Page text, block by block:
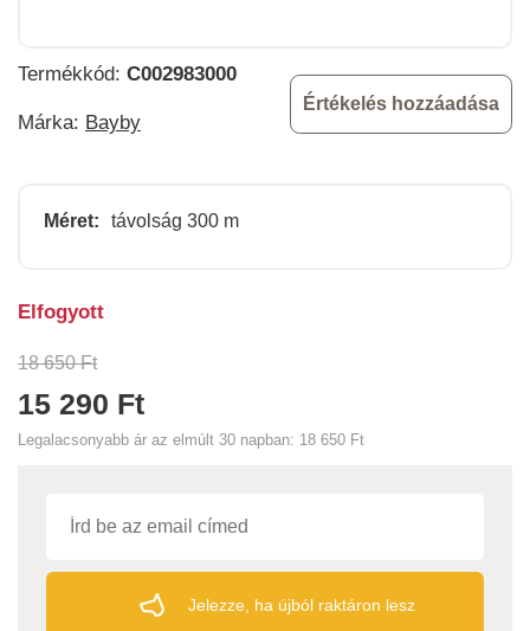
Termékkód: C002983000
Márka: Bayby
Értékelés hozzáadása
Méret: távolság 300 m
18 650 Ft
15 290 Ft
Legalacsonyabb ár az elmúlt 30 napban: 18 650 Ft
Elfogyott
Jelezze, ha újból raktáron lesz